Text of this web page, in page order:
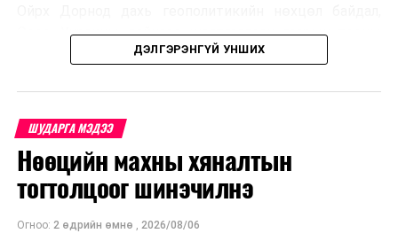
Орос, Украины дайнаас шалтгаалсан газрын тосны
үнийн өсөлт дэлхийн зах зээлд буураагүй байна.
дахин өсөж, ОХУ болон бусад эх үүсвэрээс худалдан
авах шатахууны үнэ 1,200-2,000 ам.долларт хүрчээ.
Иймд дотоодын зах зээл дэх үнийн өсөлтийг
сааруулахын тулд гаалийн болон онцгой албан
татварыг тэглэх шаардлага үүссэнийг салбарын сайд
танилцуулсан байна.
ДЭЛГЭРЭНГҮЙ УНШИХ
ШУДАРГА МЭДЭЭ
Нөөцийн махны хяналтын
тогтолцоог шинэчилнэ
Огноо: 2 өдрийн өмнө , 2026/08/06